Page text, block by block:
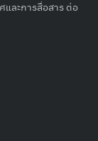
และการสื่อสาร ต่อ